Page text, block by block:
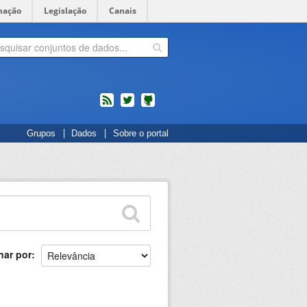
Legislação Canais
feed twitterCódigos
fonte
do
dados.gov.br
Grupos Dados Sobre o portal
por